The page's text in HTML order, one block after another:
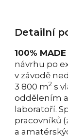
Detailní
100% MADE
návrhu po
v závodě
3 800 m2 s
oddělením
laboratoří.
pracovníků
a